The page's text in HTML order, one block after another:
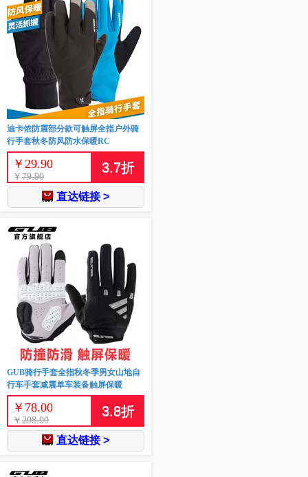
迪卡侬防震部分款可触屏全指户外骑
行手套秋冬防风防水保暖RC
￥ 29.90
￥ 79.90
3.7折
直达链接 >
GUB骑行手套全指秋冬季男女山地自
行车手套减震单车装备触屏保暖
￥ 78.00
￥ 208.00
3.8折
直达链接 >